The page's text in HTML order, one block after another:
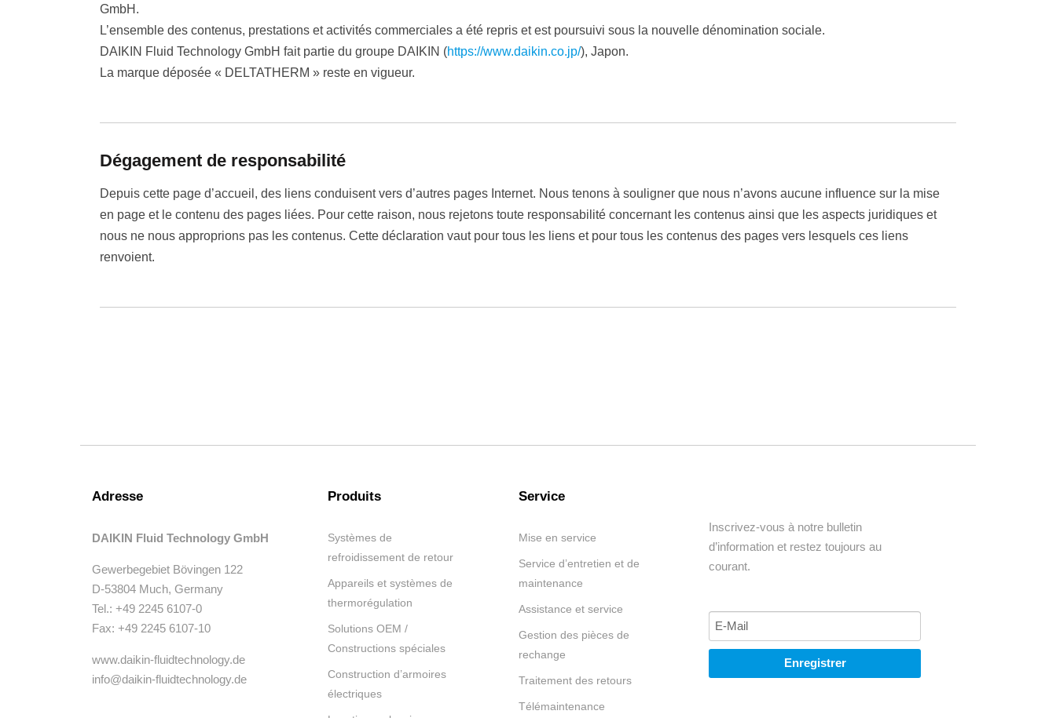
GmbH.
L’ensemble des contenus, prestations et activités commerciales a été repris et est poursuivi sous la nouvelle dénomination sociale.
DAIKIN Fluid Technology GmbH fait partie du groupe DAIKIN (https://www.daikin.co.jp/), Japon.
La marque déposée « DELTATHERM » reste en vigueur.
Dégagement de responsabilité
Depuis cette page d’accueil, des liens conduisent vers d’autres pages Internet. Nous tenons à souligner que nous n’avons aucune influence sur la mise
en page et le contenu des pages liées. Pour cette raison, nous rejetons toute responsabilité concernant les contenus ainsi que les aspects juridiques et
nous ne nous approprions pas les contenus. Cette déclaration vaut pour tous les liens et pour tous les contenus des pages vers lesquels ces liens
renvoient.
Adresse
DAIKIN Fluid Technology GmbH
Gewerbegebiet Bövingen 122
D-53804 Much, Germany
Tel.: +49 2245 6107-0
Fax: +49 2245 6107-10
www.daikin-fluidtechnology.de
info@daikin-fluidtechnology.de
Produits
Systèmes de
refroidissement de retour
Appareils et systèmes de
thermorégulation
Solutions OEM /
Constructions spéciales
Construction d’armoires
électriques
Service
Mise en service
Service d’entretien et de
maintenance
Assistance et service
Gestion des pièces de
rechange
Traitement des retours
Télémaintenance
Inscrivez-vous à notre bulletin
d’information et restez toujours au
courant.
Enregistrer